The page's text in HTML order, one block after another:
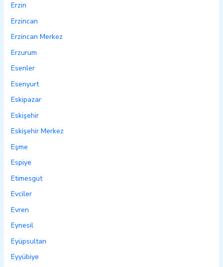
Erzin
Erzincan
Erzincan Merkez
Erzurum
Esenler
Esenyurt
Eskipazar
Eskişehir
Eskişehir Merkez
Eşme
Espiye
Etimesgut
Evciler
Evren
Eynesil
Eyüpsultan
Eyyübiye